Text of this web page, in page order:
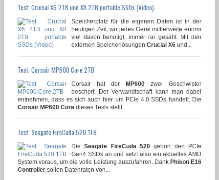
Test: Crucial X6 2TB und X8 2TB portable SSDs (Video)
Speicherplatz für die eigenen Daten ist in der
heutigen Zeit, wo jedes Gerät mittlerweile enorm
viel davon benötigt, immer rar gesäht. Mit den
externen Speicherlösungen Crucial X6 und...
Test: Corsair MP600 Core 2TB
Corsair hat der MP600 zwei Geschwister
beschert. Der Verwandtschaft kann man dabei
entnehmen, dass es sich auch hier um PCIe 4.0 SSDs handelt. Die
Corsair MP600 Core dieses Tests stellt...
Test: Seagate FireCuda 520 1TB
DieSeagate FireCuda 520 gehört den PCIe
Gen4 SSDs an und setzt also ein aktuelles AMD
System voraus, um die volle Leistung auszufahren. Dank Phison E16
Controller sollen Datenraten von...